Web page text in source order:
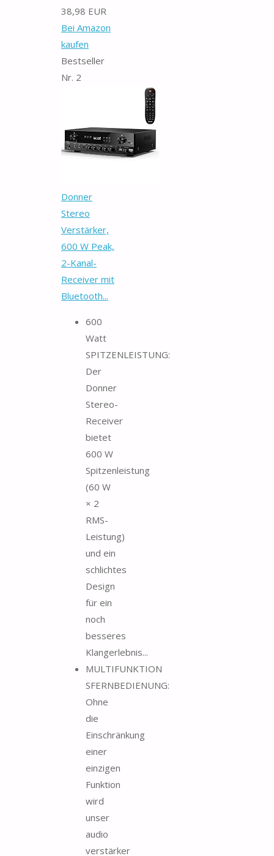
38,98 EUR
Bei Amazon
kaufen
Bestseller
Nr. 2
Donner
Stereo
Verstärker,
600 W Peak,
2-Kanal-
Receiver mit
Bluetooth...
600
Watt
SPITZENLEISTUNG:
Der
Donner
Stereo-
Receiver
bietet
600 W
Spitzenleistung
(60 W
× 2
RMS-
Leistung)
und ein
schlichtes
Design
für ein
noch
besseres
Klangerlebnis...
MULTIFUNKTION
SFERNBEDIENUNG:
Ohne
die
Einschränkung
einer
einzigen
Funktion
wird
unser
audio
verstärker